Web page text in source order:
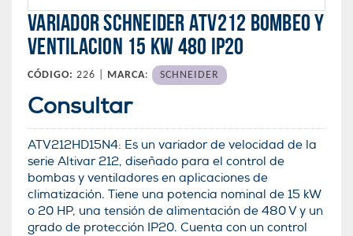
VARIADOR SCHNEIDER ATV212 BOMBEO Y
VENTILACION 15 KW 480 IP20
CÓDIGO: 226 | MARCA: SCHNEIDER
Consultar
ATV212HD15N4: Es un variador de velocidad de la
serie Altivar 212, diseñado para el control de
bombas y ventiladores en aplicaciones de
climatización. Tiene una potencia nominal de 15 kW
o 20 HP, una tensión de alimentación de 480 V y un
grado de protección IP20. Cuenta con un control